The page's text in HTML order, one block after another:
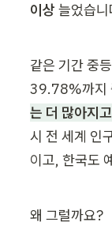
이상 늘었습니
같은 기간 중
39.78%까지
는 더 많아지
시 전 세계 인
이고, 한국도
왜 그럴까요?